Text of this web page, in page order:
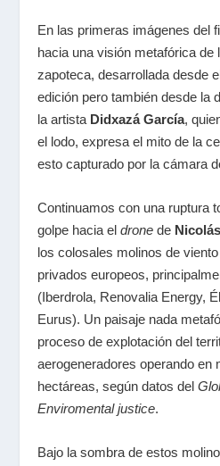
En las primeras imágenes del
hacia una visión metafórica de
zapoteca, desarrollada desde
edición pero también desde la
la artista Didxazá García,
el lodo, expresa el mito de la
esto capturado por la cámara
Continuamos con una ruptura
golpe hacia eldrone de
los colosales molinos de
privados europeos,
(Iberdrola, Renovalia Energy,
Eurus). Un paisaje nada
proceso de explotación del
aerogeneradores operando en
hectáreas, según datos del
Enviromental justice.
Bajo la sombra de estos